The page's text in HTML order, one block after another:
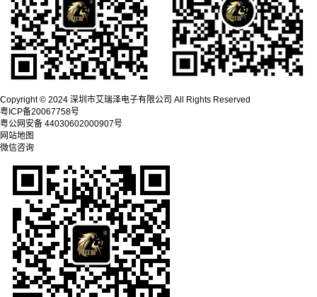
Copyright © 2024 深圳市艾瑞泽电子有限公司 All Rights Reserved
粤ICP备20067758号
粤公网安备 44030602000907号
网站地图
微信咨询